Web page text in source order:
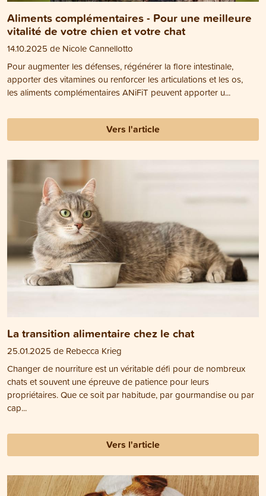
Aliments complémentaires - Pour une meilleure
vitalité de votre chien et votre chat
14.10.2025 de Nicole Cannellotto
Pour augmenter les défenses, régénérer la flore intestinale,
apporter des vitamines ou renforcer les articulations et les os,
les aliments complémentaires ANiFiT peuvent apporter u...
Vers l'article
La transition alimentaire chez le chat
25.01.2025 de Rebecca Krieg
Changer de nourriture est un véritable défi pour de nombreux
chats et souvent une épreuve de patience pour leurs
propriétaires. Que ce soit par habitude, par gourmandise ou par
cap...
Vers l'article